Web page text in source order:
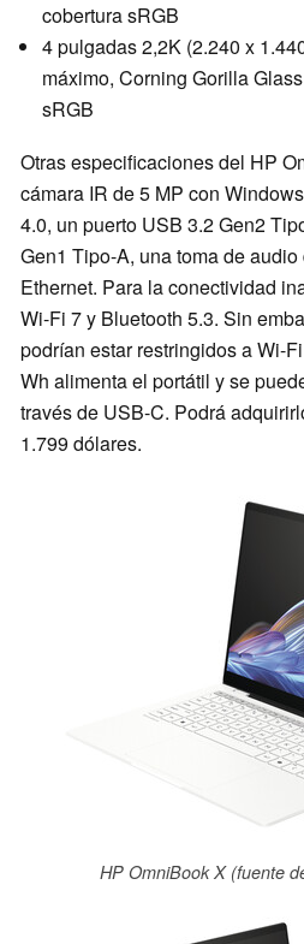
cobertura sRGB
4 pulgadas 2,2K (2.240 x
máximo, Corning Gorilla
sRGB
Otras especificaciones del HP
cámara IR de 5 MP con
4.0, un puerto USB 3.2 Gen2
Gen1 Tipo-A, una toma de
Ethernet. Para la conectividad
Wi-Fi 7 y Bluetooth 5.3. Sin
podrían estar restringidos a Wi-
Wh alimenta el portátil y se
través de USB-C. Podrá
1.799 dólares.
HP OmniBook X (fuente